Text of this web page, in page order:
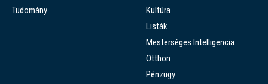
Tudomány
Kultúra
Listák
Mesterséges Intelligencia
Otthon
Pénzügy